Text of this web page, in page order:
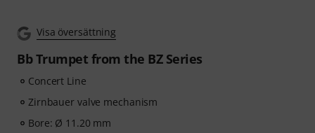
Visa översättning
Bb Trumpet from the BZ Series
Concert Line
Zirnbauer valve mechanism
Bore: Ø 11.20 mm